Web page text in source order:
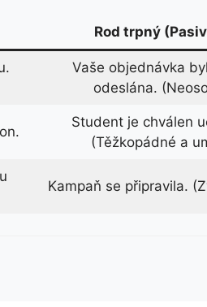
Rod trpný
Vaše objednávka
odeslána.
Student je chválen
(Těžkopádné a
Kampaň se připravila.